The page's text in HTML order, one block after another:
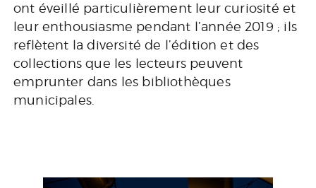
ont éveillé particulièrement leur curiosité et
leur enthousiasme pendant l’année 2019 ; ils
reflètent la diversité de l’édition et des
collections que les lecteurs peuvent
emprunter dans les bibliothèques
municipales.